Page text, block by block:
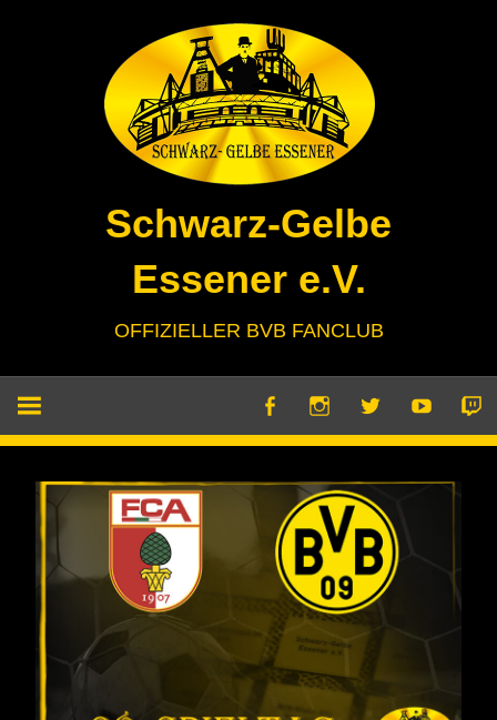
Schwarz-Gelbe
Essener e.V.
OFFIZIELLER BVB FANCLUB